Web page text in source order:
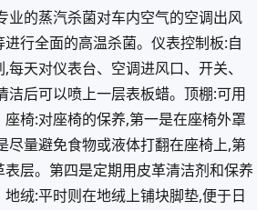
业的蒸汽杀菌对车内空气的空调出风
行全面的高温杀菌。仪表控制板:自
每天对仪表台、空调进风口、开关、
洁后可以喷上一层表板蜡。顶棚:可用
椅:对座椅的保养,第一是在座椅外罩
尽量避免食物或液体打翻在座椅上,第
表层。第四是定期用皮革清洁剂和保养
绒:平时则在地绒上铺块脚垫,便于日